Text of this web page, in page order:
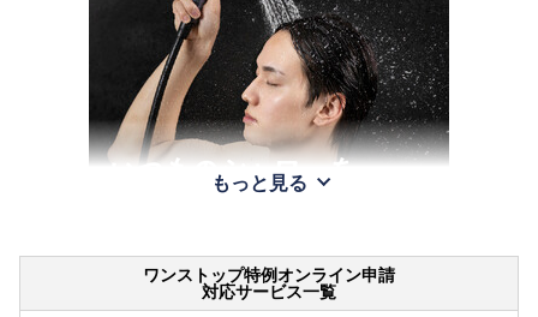
もっと見る
ワンストップ特例オンライン申請
対応サービス一覧